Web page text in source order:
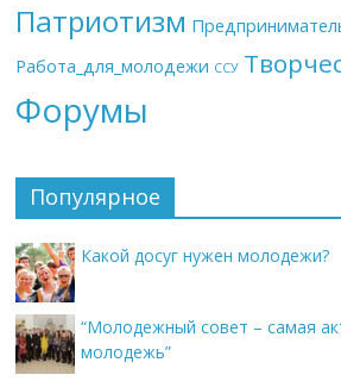
Патриотизм
Работа_для_молодежи ССУ
Форумы
Популярное
Какой досуг нужен молодежи?
“Молодежный совет – самая
молодежь”